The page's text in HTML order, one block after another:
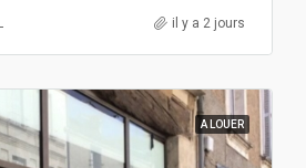
il y a 2 jours
A LOUER